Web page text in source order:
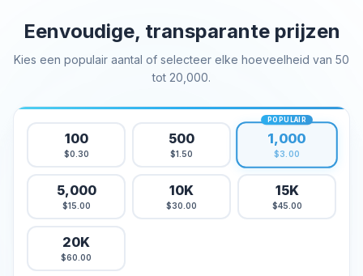
Telegram abonnees kopen
Kopen Tiktok houdt
Tiktok live beelden kopen
Tiktok uitzicht kopen
Twitter Diensten
Twitter volgers kopen
Eenvoudige, transparante prijzen
Kies een populair aantal of selecteer elke hoeveelheid van 50
tot 20,000.
100
$0.30
500
$1.50
POPULAIR
1,000
$3.00
5,000
$15.00
10K
$30.00
15K
$45.00
20K
$60.00